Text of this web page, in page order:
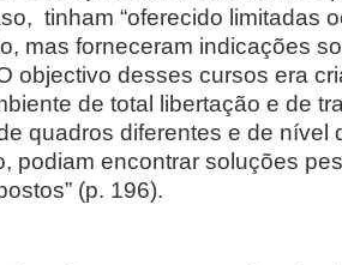
tinham “oferecido limitadas
mas forneceram indicações
objectivo desses cursos era
de total libertação e de
quadros diferentes e de nível
podiam encontrar soluções
(p. 196).